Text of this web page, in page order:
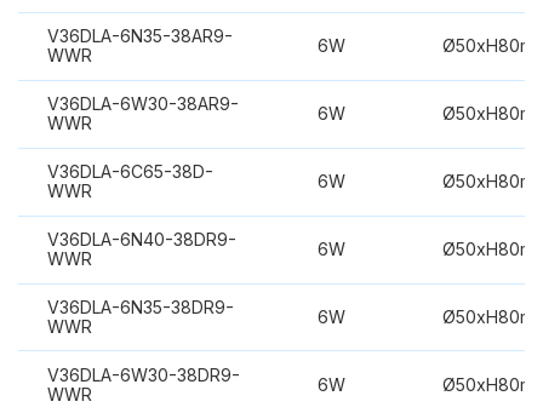
V36DLA-6N35-38AR9-
WWR
6W
V36DLA-6W30-38AR9-
WWR
6W
V36DLA-6C65-38D-
WWR
6W
V36DLA-6N40-38DR9-
WWR
6W
V36DLA-6N35-38DR9-
WWR
6W
V36DLA-6W30-38DR9-
WWR
6W